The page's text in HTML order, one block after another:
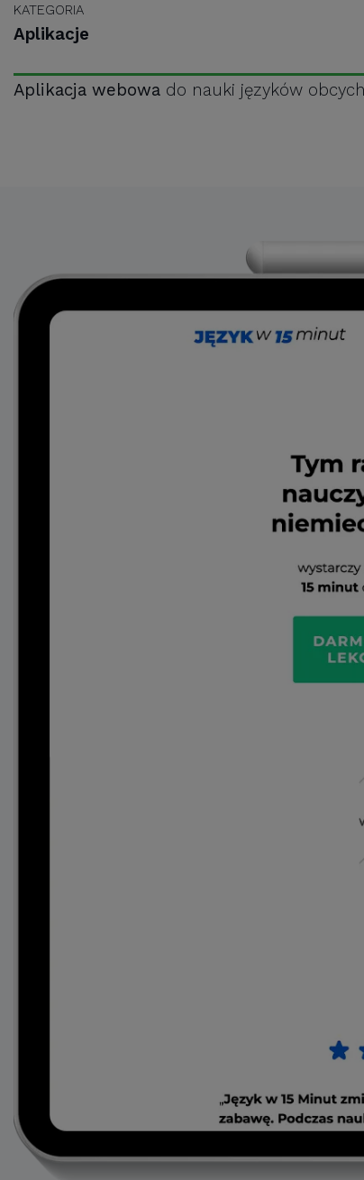
KATEGORIA
Aplikacje
Aplikacja webowa do nauki języków